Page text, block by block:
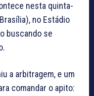
nesta quinta-
no Estádio
buscando se
a arbitragem, e um
comandar o apito: